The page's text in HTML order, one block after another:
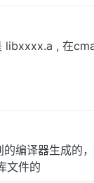
libxxxx.a , 在
编译器生成的
文件的